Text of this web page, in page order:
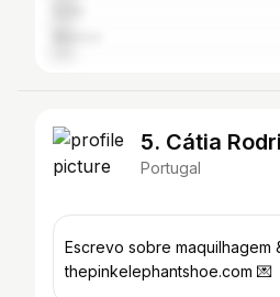
5. Cátia
Portugal
Escrevo sobre maquilhagem
thepinkelephantshoe.com 💌